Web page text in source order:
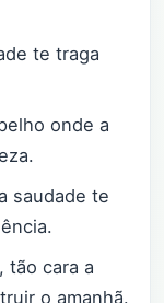
te traga
onde a
saudade te
tão cara a
o amanhã.